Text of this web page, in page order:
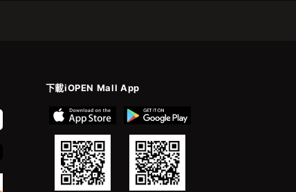
下載iOPEN Mall App